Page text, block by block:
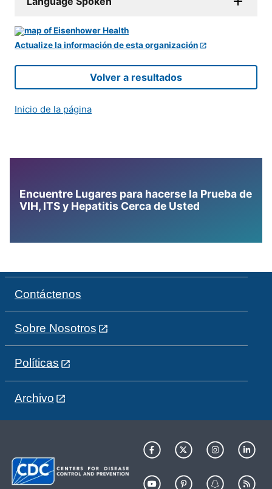
Actualize la información de esta organización
Volver a resultados
Inicio de la página
Encuentre Lugares para hacerse la Prueba de
VIH, ITS y Hepatitis Cerca de Usted
Contáctenos
Sobre Nosotros
Políticas
Archivo